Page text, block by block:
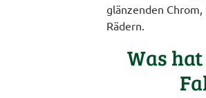
glänzenden
Rädern.
Was